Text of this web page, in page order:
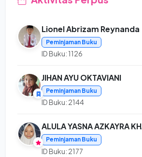
Lionel Abrizam Reynanda
Peminjaman Buku
ID Buku: 1126
JIHAN AYU OKTAVIANI
Peminjaman Buku
ID Buku: 2144
ALULA YASNA AZKAYRA
Peminjaman Buku
ID Buku: 2177